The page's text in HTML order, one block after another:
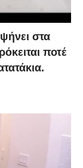
στα
ποτέ